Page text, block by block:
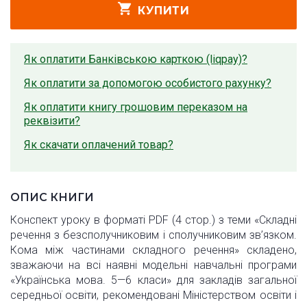
КУПИТИ
Як оплатити Банківською карткою (liqpay)?
Як оплатити за допомогою особистого рахунку?
Як оплатити книгу грошовим переказом на
реквізити?
Як скачати оплачений товар?
ОПИС КНИГИ
Конспект уроку в форматі PDF (4 стор.) з теми «Складні
речення з безсполучниковим і сполучниковим зв’язком.
Кома між частинами складного речення» складено,
зважаючи на всі наявні модельні навчальні програми
«Українська мова. 5—6 класи» для закладів загальної
середньої освіти, рекомендовані Міністерством освіти і